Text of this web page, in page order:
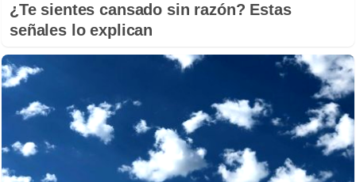
¿Te sientes cansado sin razón? Estas
señales lo explican